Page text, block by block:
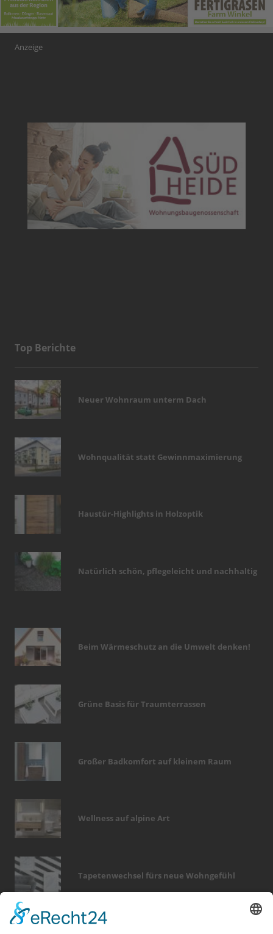
Anzeige
Top Berichte
Neuer Wohnraum unterm Dach
Wohnqualität statt Gewinnmaximierung
Haustür-Highlights in Holzoptik
Natürlich schön, pflegeleicht und nachhaltig
Beim Wärmeschutz an die Umwelt denken!
Grüne Basis für Traumterrassen
Großer Badkomfort auf kleinem Raum
Wellness auf alpine Art
Tapetenwechsel fürs neue Wohngefühl